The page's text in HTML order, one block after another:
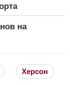
на
Херсон